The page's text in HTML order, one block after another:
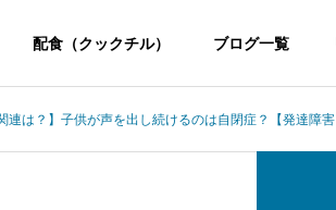
配食（クックチル） ブログ一覧
連は？】子供が声を出し続けるのは自閉症？【発達障